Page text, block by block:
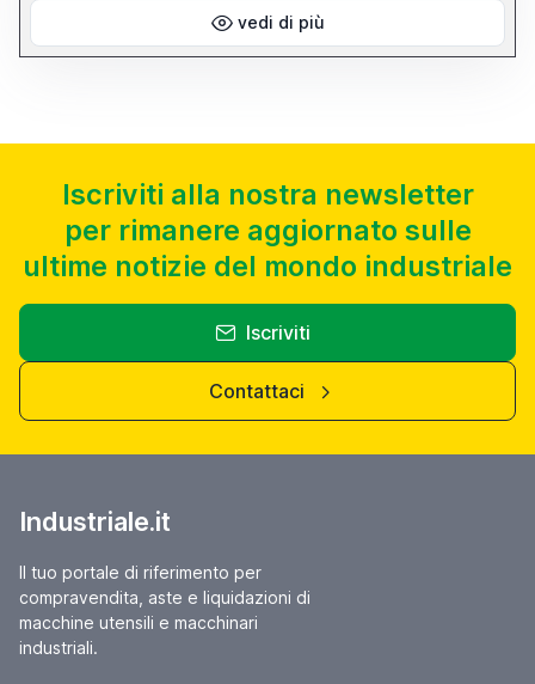
vedi di più
Iscriviti alla nostra newsletter
per rimanere aggiornato sulle
ultime notizie del mondo industriale
Iscriviti
Contattaci
Industriale.it
Il tuo portale di riferimento per
compravendita, aste e liquidazioni di
macchine utensili e macchinari
industriali.